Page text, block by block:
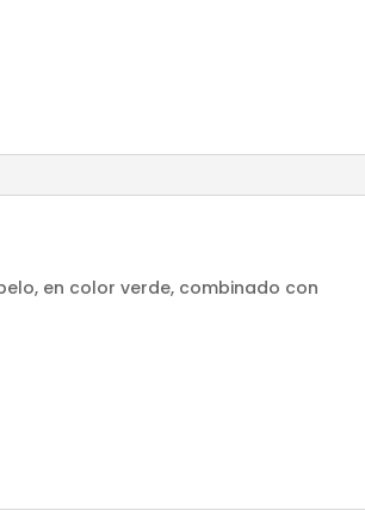
en color verde, combinado con